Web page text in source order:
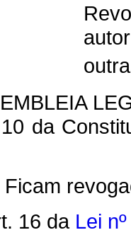
da
Ficam
16 da Lei